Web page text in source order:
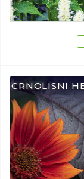
CRNOLISNI